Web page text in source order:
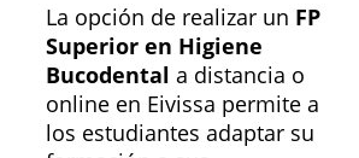
La opción de realizar un FP
Superior en Higiene
Bucodental a distancia o
online en Eivissa permite a
los estudiantes adaptar su